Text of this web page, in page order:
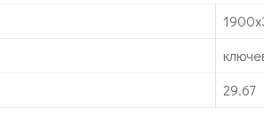
29.67